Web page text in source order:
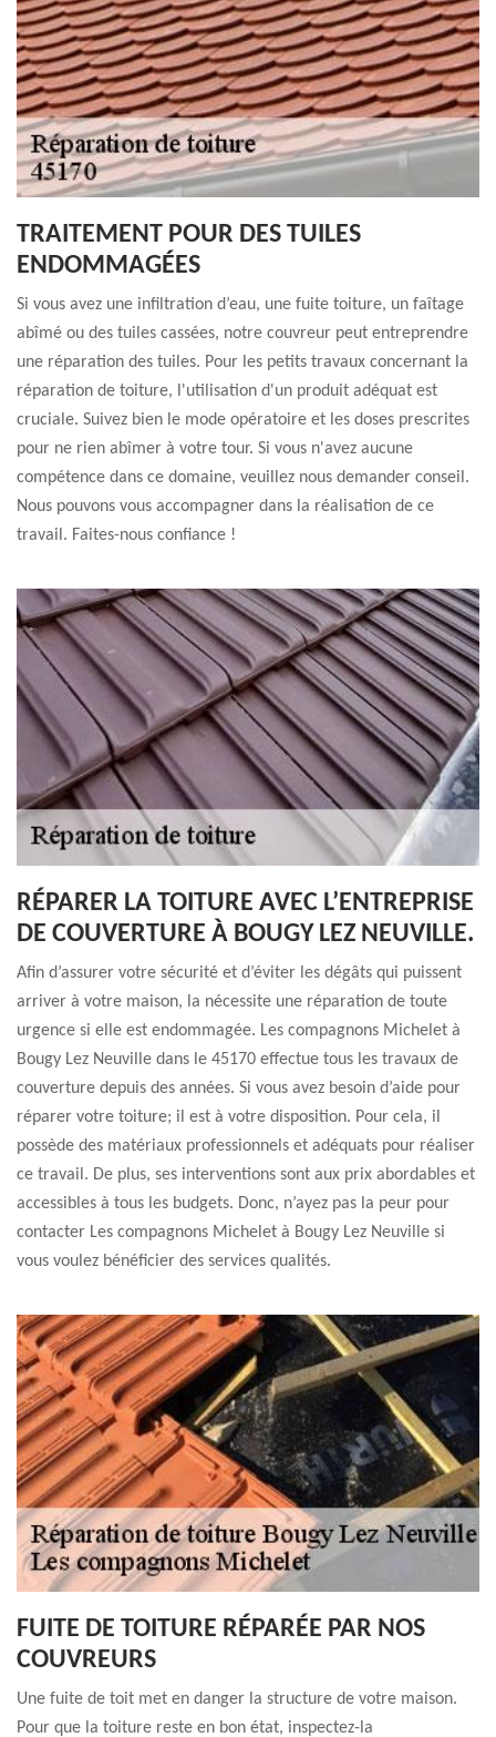
TRAITEMENT POUR DES TUILES
ENDOMMAGÉES
Si vous avez une infiltration d’eau, une fuite toiture, un faîtage
abîmé ou des tuiles cassées, notre couvreur peut entreprendre
une réparation des tuiles. Pour les petits travaux concernant la
réparation de toiture, l'utilisation d'un produit adéquat est
cruciale. Suivez bien le mode opératoire et les doses prescrites
pour ne rien abîmer à votre tour. Si vous n'avez aucune
compétence dans ce domaine, veuillez nous demander conseil.
Nous pouvons vous accompagner dans la réalisation de ce
travail. Faites-nous confiance !
RÉPARER LA TOITURE AVEC L’ENTREPRISE
DE COUVERTURE À BOUGY LEZ NEUVILLE.
Afin d’assurer votre sécurité et d’éviter les dégâts qui puissent
arriver à votre maison, la nécessite une réparation de toute
urgence si elle est endommagée. Les compagnons Michelet à
Bougy Lez Neuville dans le 45170 effectue tous les travaux de
couverture depuis des années. Si vous avez besoin d’aide pour
réparer votre toiture; il est à votre disposition. Pour cela, il
possède des matériaux professionnels et adéquats pour réaliser
ce travail. De plus, ses interventions sont aux prix abordables et
accessibles à tous les budgets. Donc, n’ayez pas la peur pour
contacter Les compagnons Michelet à Bougy Lez Neuville si
vous voulez bénéficier des services qualités.
FUITE DE TOITURE RÉPARÉE PAR NOS
COUVREURS
Une fuite de toit met en danger la structure de votre maison.
Pour que la toiture reste en bon état, inspectez-la